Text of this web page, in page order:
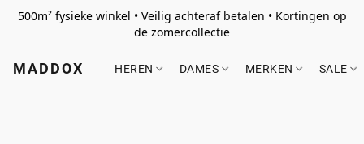
500m² fysieke winkel • Veilig achteraf betalen • Kortingen op
de zomercollectie
MADDOX HEREN DAMES MERKEN SALE